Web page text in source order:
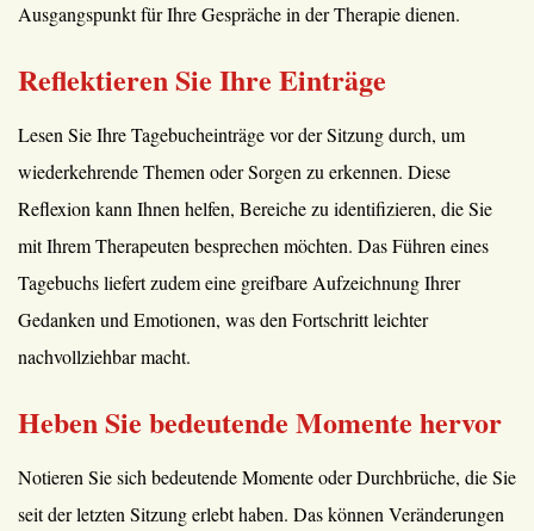
Ausgangspunkt für Ihre Gespräche in der Therapie dienen.
Reflektieren Sie Ihre Einträge
Lesen Sie Ihre Tagebucheinträge vor der Sitzung durch, um
wiederkehrende Themen oder Sorgen zu erkennen. Diese
Reflexion kann Ihnen helfen, Bereiche zu identifizieren, die Sie
mit Ihrem Therapeuten besprechen möchten. Das Führen eines
Tagebuchs liefert zudem eine greifbare Aufzeichnung Ihrer
Gedanken und Emotionen, was den Fortschritt leichter
nachvollziehbar macht.
Heben Sie bedeutende Momente hervor
Notieren Sie sich bedeutende Momente oder Durchbrüche, die Sie
seit der letzten Sitzung erlebt haben. Das können Veränderungen